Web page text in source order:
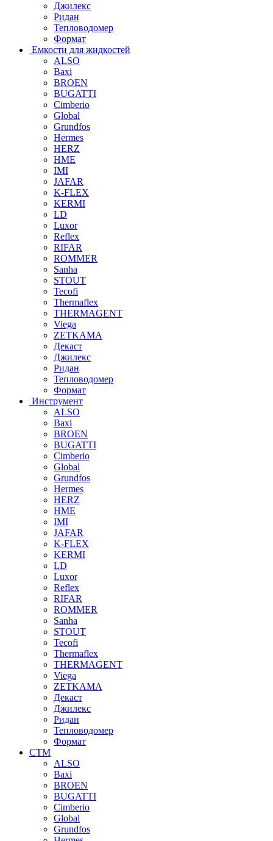
Джилекс
Ридан
Тепловодомер
Формат
Емкости для жидкостей
ALSO
Baxi
BROEN
BUGATTI
Cimberio
Global
Grundfos
Hermes
HERZ
HME
IMI
JAFAR
K-FLEX
KERMI
LD
Luxor
Reflex
RIFAR
ROMMER
Sanha
STOUT
Tecofi
Thermaflex
THERMAGENT
Viega
ZETKAMA
Декаст
Джилекс
Ридан
Тепловодомер
Формат
Инструмент
ALSO
Baxi
BROEN
BUGATTI
Cimberio
Global
Grundfos
Hermes
HERZ
HME
IMI
JAFAR
K-FLEX
KERMI
LD
Luxor
Reflex
RIFAR
ROMMER
Sanha
STOUT
Tecofi
Thermaflex
THERMAGENT
Viega
ZETKAMA
Декаст
Джилекс
Ридан
Тепловодомер
Формат
СТМ
ALSO
Baxi
BROEN
BUGATTI
Cimberio
Global
Grundfos